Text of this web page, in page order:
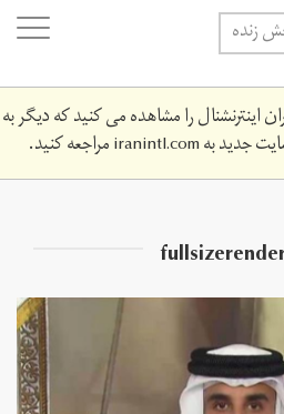
زنده
را مشاهده می کنید که دیگر به
جدید بهiranintl.comمراجعه کنید.